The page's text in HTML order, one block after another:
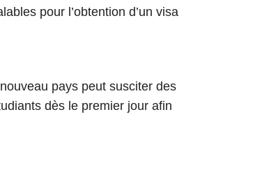
pour l’obtention d’un visa
pays peut susciter des
dès le premier jour afin